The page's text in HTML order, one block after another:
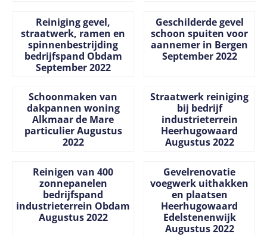
Reiniging gevel,
straatwerk, ramen en
spinnenbestrijding
bedrijfspand Obdam
September 2022
Geschilderde gevel
schoon spuiten voor
aannemer in Bergen
September 2022
Schoonmaken van
dakpannen woning
Alkmaar de Mare
particulier Augustus
2022
Straatwerk reiniging
bij bedrijf
industrieterrein
Heerhugowaard
Augustus 2022
Reinigen van 400
zonnepanelen
bedrijfspand
industrieterrein Obdam
Augustus 2022
Gevelrenovatie
voegwerk uithakken
en plaatsen
Heerhugowaard
Edelstenenwijk
Augustus 2022